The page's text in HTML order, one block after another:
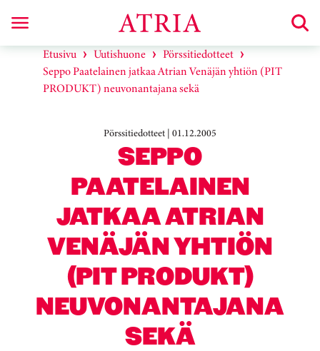
Etusivu Uutishuone
Pörssitiedotteet
Seppo Paatelainen jatkaa Atrian Venäjän yhtiön (PIT
PRODUKT) neuvonantajana sekä
Pörssitiedotteet | 01.12.2005
SEPPO
PAATELAINEN
JATKAA ATRIAN
VENÄJÄN YHTIÖN
(PIT PRODUKT)
NEUVONANTAJANA
SEKÄ